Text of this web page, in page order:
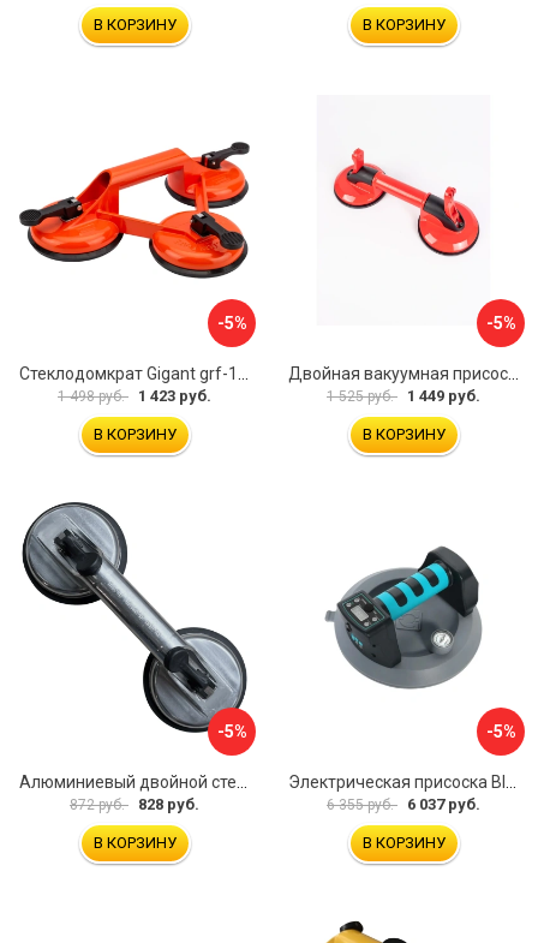
В КОРЗИНУ В КОРЗИНУ
-5%
1 498 руб. 1 423 руб.
В КОРЗИНУ
-5%
1 525 руб. 1 449 руб.
В КОРЗИНУ
-5%
Алюминиевый двойной стеклодомкрат УправДом 4100002750
872 руб. 828 руб.
В КОРЗИНУ
-5%
Электрическая присоска BIHUI SCBC8
6 355 руб. 6 037 руб.
В КОРЗИНУ